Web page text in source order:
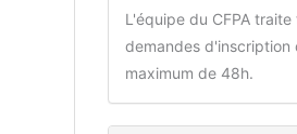
L'équipe du CFPA
demandes d'inscription
maximum de 48h.